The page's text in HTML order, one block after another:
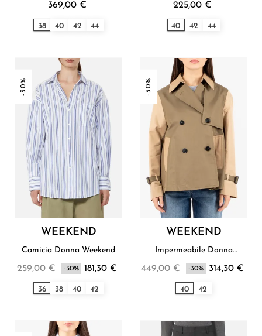
369,00 €
38 40 42 44
225,00 €
40 42 44
-30%
WEEKEND
Camicia Donna Weekend
259,00 € -30% 181,30 €
36 38 40 42
-30%
WEEKEND
Impermeabile Donna
449,00 € -30% 314,30 €
40 42